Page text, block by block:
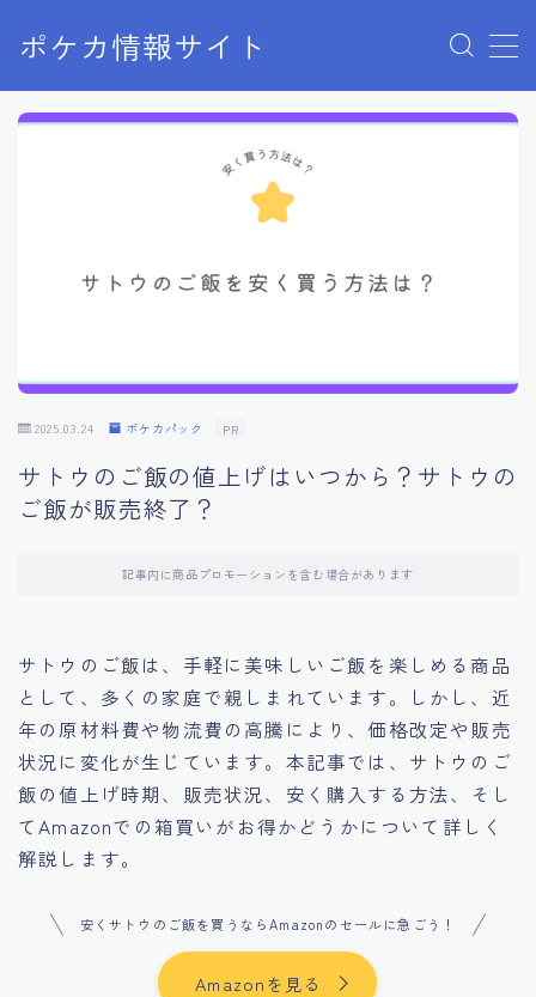
ポケカ情報サイト
MENU
Home
2025.03.24 ポケカパック PR
サトウのご飯の値上げはいつから？サトウの
ご飯が販売終了？
記事内に商品プロモーションを含む場合があります
サトウのご飯は、手軽に美味しいご飯を楽しめる商品
として、多くの家庭で親しまれています。​しかし、近
年の原材料費や物流費の高騰により、価格改定や販売
状況に変化が生じています。本記事では、サトウのご
飯の値上げ時期、販売状況、安く購入する方法、そし
てAmazonでの箱買いがお得かどうかについて詳しく
解説します。​
安くサトウのご飯を買うならAmazonのセールに急ごう！
Amazonを見る